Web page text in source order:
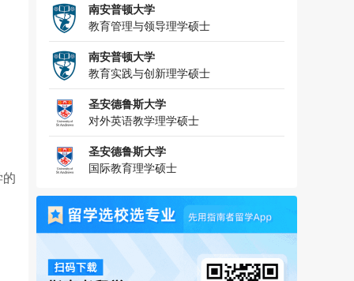
南安普顿大学
教育管理与领导理学硕士
南安普顿大学
教育实践与创新理学硕士
圣安德鲁斯大学
对外英语教学理学硕士
圣安德鲁斯大学
国际教育理学硕士